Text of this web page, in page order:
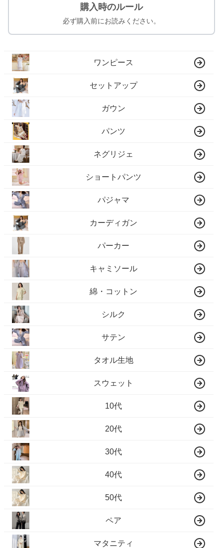
購入時のルール
必ず購入前にお読みください。
ワンピース
セットアップ
ガウン
パンツ
ネグリジェ
ショートパンツ
パジャマ
カーディガン
パーカー
キャミソール
綿・コットン
シルク
サテン
タオル生地
スウェット
10代
20代
30代
40代
50代
ペア
マタニティ